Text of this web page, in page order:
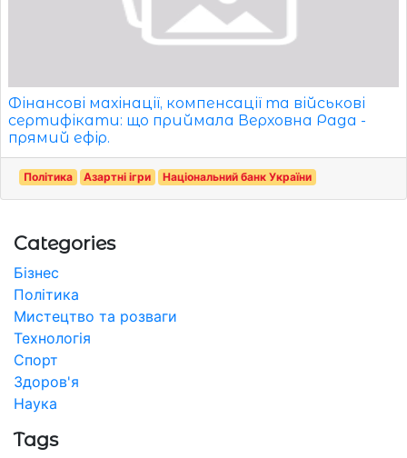
Фінансові махінації, компенсації та військові
сертифікати: що приймала Верховна Рада -
прямий ефір.
Політика Азартні ігри Національний банк України
Categories
Бізнес
Політика
Мистецтво та розваги
Технологія
Спорт
Здоров'я
Наука
Tags